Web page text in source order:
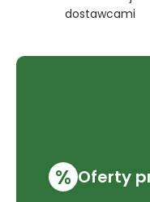
dostawcami
% Oferty